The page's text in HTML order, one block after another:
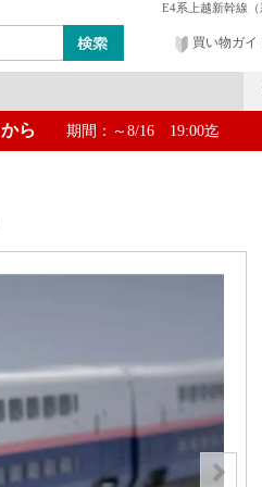
E4系上越新幹線
買い物ガイ
工具・塗料・その他 メー
ら 期間：～8/16 19:00迄